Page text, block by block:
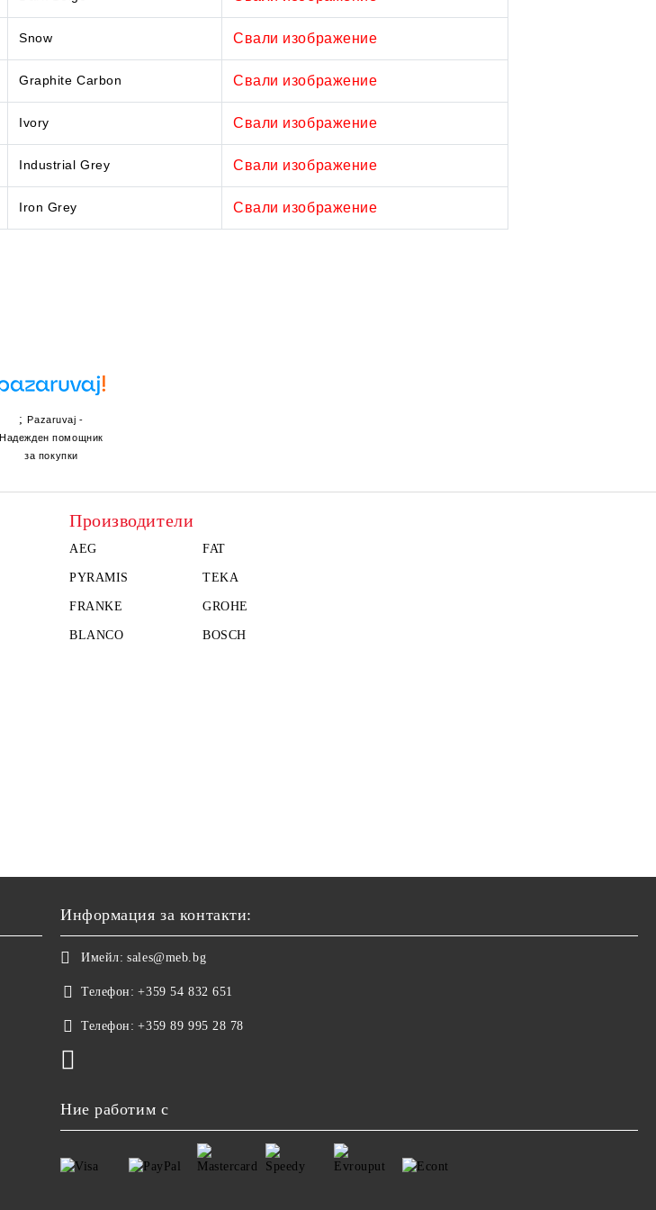
Snow Свали изображение
Graphite Carbon Свали изображение
Ivory Свали изображение
Industrial Grey Свали изображение
Iron Grey Свали изображение
;Pazaruvaj -
Надежден помощник
за покупки
Производители
AEG FAT
PYRAMIS TEKA
FRANKE GROHE
BLANCO BOSCH
Информация за контакти:
Имейл: sales@meb.bg
Телефон: +359 54 832 651
Телефон: +359 89 995 28 78
Ние работим с